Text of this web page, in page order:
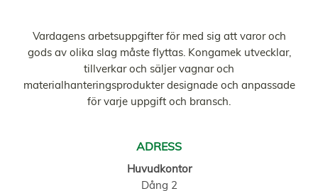
Vardagens arbetsuppgifter för med sig att varor och
gods av olika slag måste flyttas. Kongamek utvecklar,
tillverkar och säljer vagnar och
materialhanteringsprodukter designade och anpassade
för varje uppgift och bransch.
ADRESS
Huvudkontor
Dång 2